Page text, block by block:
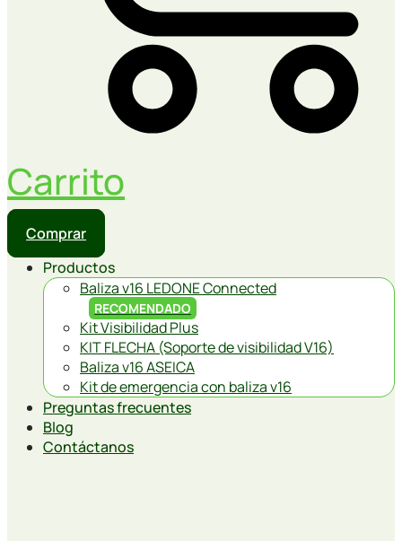
Carrito
Comprar
Productos
Baliza v16 LEDONE Connected
RECOMENDADO
Kit Visibilidad Plus
KIT FLECHA (Soporte de visibilidad V16)
Baliza v16 ASEICA
Kit de emergencia con baliza v16
Preguntas frecuentes
Blog
Contáctanos